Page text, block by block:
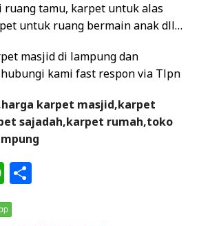
ruang tamu, karpet untuk alas
untuk ruang bermain anak dll…
masjid di lampung dan
kami fast respon via Tlpn
karpet masjid,karpet
sajadah,karpet rumah,toko
W
h
at
S